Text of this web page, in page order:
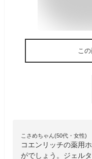
こ
こさめちゃん(50代・女性)
コエンリッチの薬用
がでしょう。ジェル